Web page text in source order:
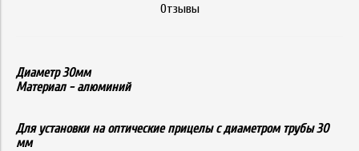
Отзывы
Диаметр 30мм
Материал - алюминий
Для установки на оптические прицелы с диаметром трубы 30
мм